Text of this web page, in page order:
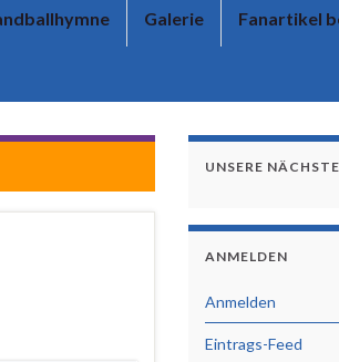
Galerie Fanartikel
UNSERE
ANMELDEN
Anmelden
Eintrags-Feed